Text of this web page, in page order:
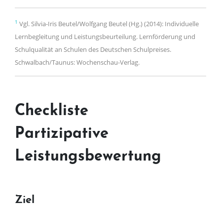
1 Vgl. Silvia-Iris Beutel/Wolfgang Beutel (Hg.) (2014): Individuelle
Lernbegleitung und Leistungsbeurteilung. Lernförderung und
Schulqualität an Schulen des Deutschen Schulpreises.
Schwalbach/Taunus: Wochenschau-Verlag.
Checkliste
Partizipative
Leistungsbewertung
Ziel